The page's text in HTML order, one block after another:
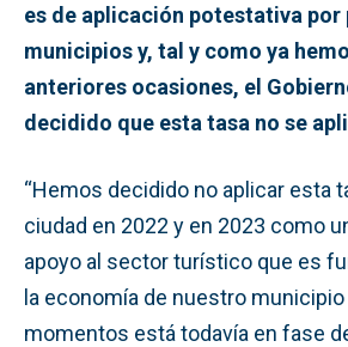
es de aplicación potestativa por
municipios y, tal y como ya
anteriores ocasiones, el
decidido que esta tasa no se
“Hemos decidido no aplicar esta
ciudad en 2022 y en 2023 como
apoyo al sector turístico que es
la economía de nuestro
momentos está todavía en fase